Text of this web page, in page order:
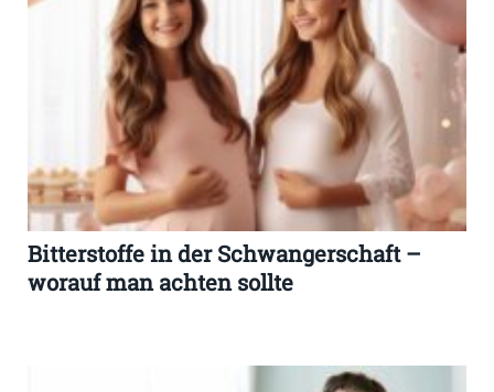
Bitterstoffe in der Schwangerschaft –
worauf man achten sollte